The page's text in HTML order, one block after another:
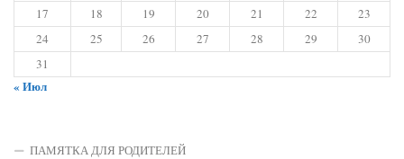
17
18 19 20 21 22
23
24
25 26 27 28 29
30
31
« Июл
ПАМЯТКА ДЛЯ РОДИТЕЛЕЙ